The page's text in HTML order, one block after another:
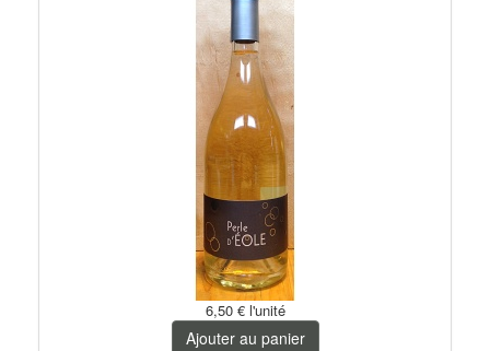
6,50 € l'unité
Ajouter au panier